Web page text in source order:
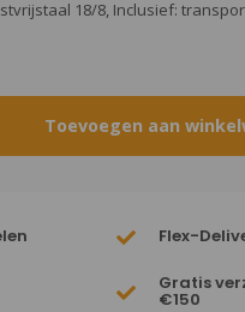
18/8, Inclusief:
Toevoegen aan
Flex-
Gratis
€150